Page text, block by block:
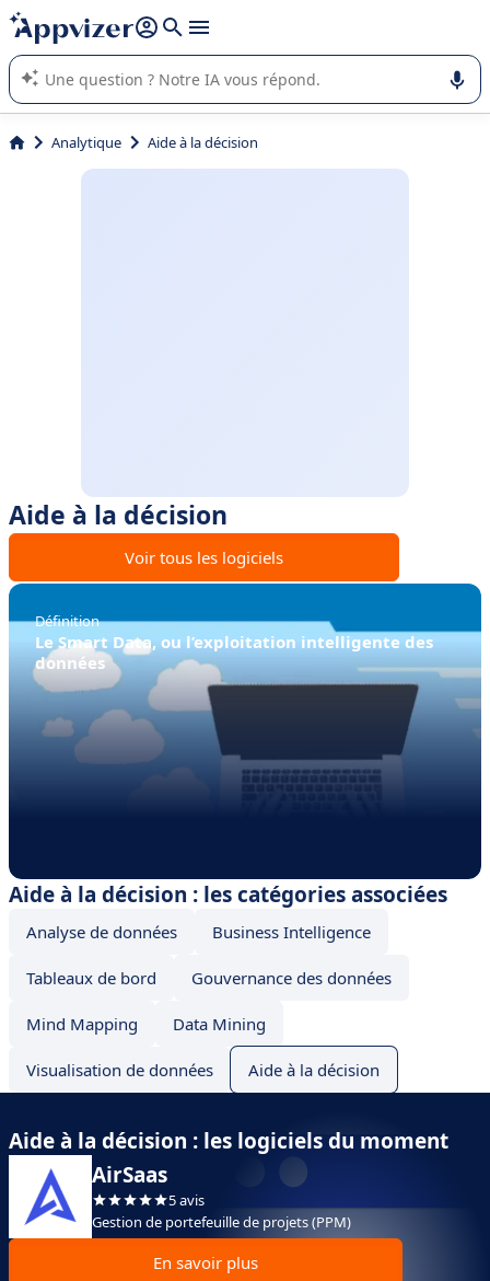
répondre (plusieurs lignes avec
L'IA de Appvizer vous guide dans l'utilisation ou la sélection de
logiciel SaaS en entreprise.
Analytique Aide à la décision
Aide à la décision
Voir tous les logiciels
Définition
Le Smart Data, ou l’exploitation intelligente des
données
Aide à la décision : les catégories associées
Analyse de données Business Intelligence
Tableaux de bord Gouvernance des données
Mind Mapping Data Mining
Visualisation de données Aide à la décision
Aide à la décision : les logiciels du moment
AirSaas
5 avis
Gestion de portefeuille de projets (PPM)
En savoir plus